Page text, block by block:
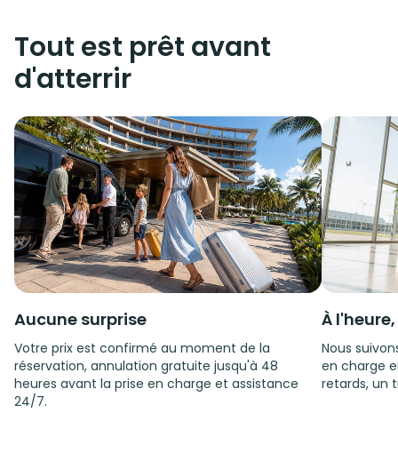
Tout est prêt avant
d'atterrir
Aucune surprise
Votre prix est confirmé au moment de la
réservation, annulation gratuite jusqu'à 48
heures avant la prise en charge et assistance
24/7.
À
Nous
en charge
retards, un